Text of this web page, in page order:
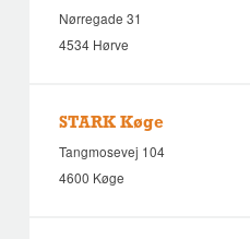
Nørregade 31
4534 Hørve
STARK Køge
Tangmosevej 104
4600 Køge